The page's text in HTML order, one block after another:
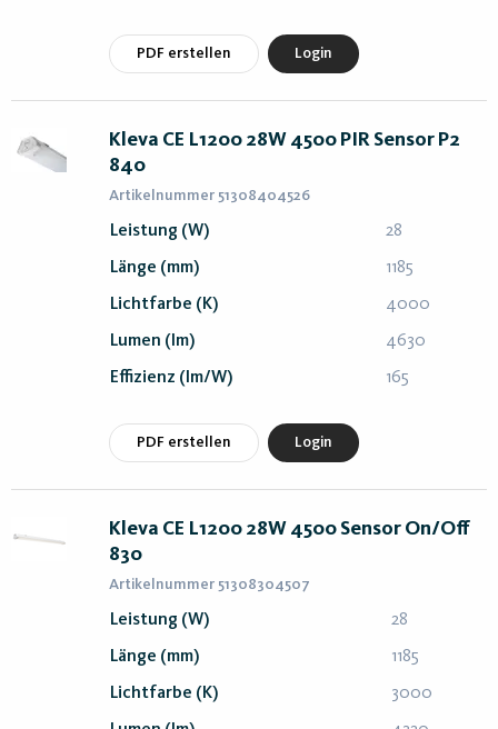
PDF erstellen Login
Kleva CE L1200 28W 4500 PIR Sensor P2
840
Artikelnummer 51308404526
Leistung (W) 28
Länge (mm) 1185
Lichtfarbe (K) 4000
Lumen (lm) 4630
Effizienz (lm/W) 165
PDF erstellen Login
Kleva CE L1200 28W 4500 Sensor On/Off
830
Artikelnummer 51308304507
Leistung (W) 28
Länge (mm) 1185
Lichtfarbe (K) 3000